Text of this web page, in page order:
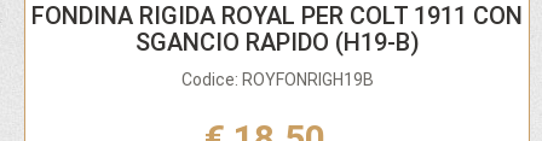
FONDINA RIGIDA ROYAL PER COLT 1911 CON
SGANCIO RAPIDO (H19-B)
Codice: ROYFONRIGH19B